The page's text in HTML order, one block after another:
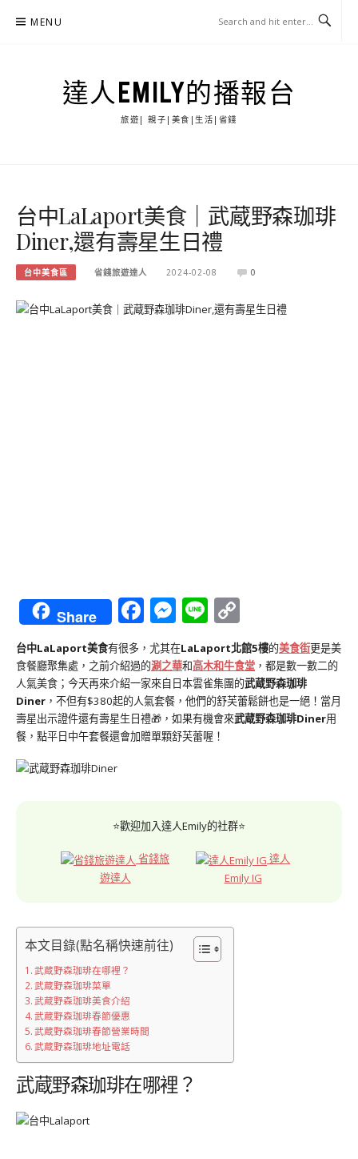
MENU
達人EMILY的播報台
旅遊| 親子|美食|生活|省錢
台中LaLaport美食｜武蔵野森珈琲
Diner,還有壽星生日禮
台中美食區 省錢旅遊達人 2024-02-08 0
Share Facebook
Messenger
Line
Link
台中LaLaport美食有很多，尤其在LaLaport北館5樓的美食街更是美
食餐廳聚集處，之前介紹過的涮之華和高木和牛食堂 ，都是數一數二的
人氣美食；今天再來介紹一家來自日本雲雀集團的武蔵野森珈琲
Diner ，不但有$380起的人氣套餐，他們的舒芙蕾鬆餅也是一絕！當月
壽星出示證件還有壽星生日禮🎁，如果有機會來武蔵野森珈琲Diner用
餐，點平日中午套餐還會加贈單顆舒芙蕾喔！
⭐歡迎加入達人Emily的社群⭐
省錢旅
遊達人
達人
Emily IG
本文目錄(點名稱快速前往)
武蔵野森珈琲在哪裡？
武蔵野森珈琲菜單
武蔵野森珈琲美食介紹
武蔵野森珈琲春節優惠
武蔵野森珈琲春節營業時間
武蔵野森珈琲地址電話
武蔵野森珈琲在哪裡？